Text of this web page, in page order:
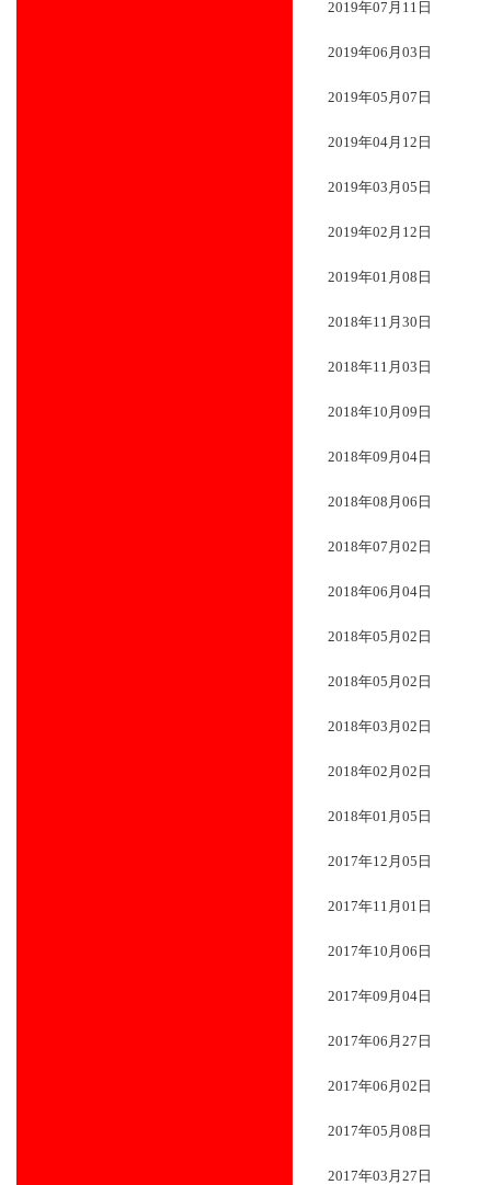
2019年07月11日
2019年06月03日
2019年05月07日
2019年04月12日
2019年03月05日
2019年02月12日
2019年01月08日
2018年11月30日
2018年11月03日
2018年10月09日
2018年09月04日
2018年08月06日
2018年07月02日
2018年06月04日
2018年05月02日
2018年05月02日
2018年03月02日
2018年02月02日
2018年01月05日
2017年12月05日
2017年11月01日
2017年10月06日
2017年09月04日
2017年06月27日
2017年06月02日
2017年05月08日
2017年03月27日